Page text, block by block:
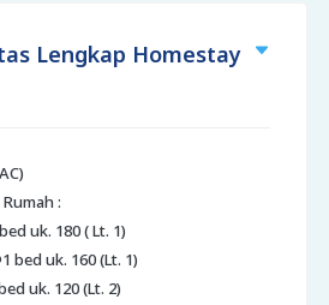
Lengkap Homestay
:
uk. 180 ( Lt. 1)
bed uk. 160 (Lt. 1)
uk. 120 (Lt. 2)